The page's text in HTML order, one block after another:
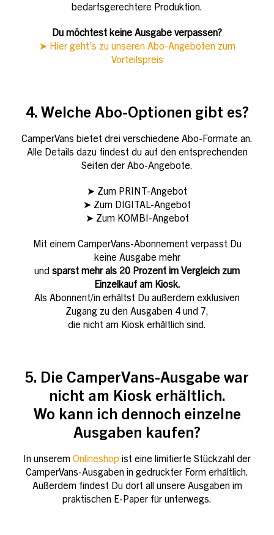
bedarfsgerechtere Produktion.
Du möchtest keine Ausgabe verpassen?
➤ Hier geht’s zu unseren Abo-Angeboten zum
Vorteilspreis
4. Welche Abo-Optionen gibt es?
CamperVans bietet drei verschiedene Abo-Formate an.
Alle Details dazu findest du auf den entsprechenden
Seiten der Abo-Angebote.
➤ Zum PRINT-Angebot
➤ Zum DIGITAL-Angebot
➤ Zum KOMBI-Angebot
Mit einem CamperVans-Abonnement verpasst Du
keine Ausgabe mehr
und sparst mehr als 20 Prozent im Vergleich zum
Einzelkauf am Kiosk.
Als Abonnent/in erhältst Du außerdem exklusiven
Zugang zu den Ausgaben 4 und 7,
die nicht am Kiosk erhältlich sind.
5. Die CamperVans-Ausgabe war
nicht am Kiosk erhältlich.
Wo kann ich dennoch einzelne
Ausgaben kaufen?
In unserem Onlineshop ist eine limitierte Stückzahl der
CamperVans-Ausgaben in gedruckter Form erhältlich.
Außerdem findest Du dort all unsere Ausgaben im
praktischen E-Paper für unterwegs.